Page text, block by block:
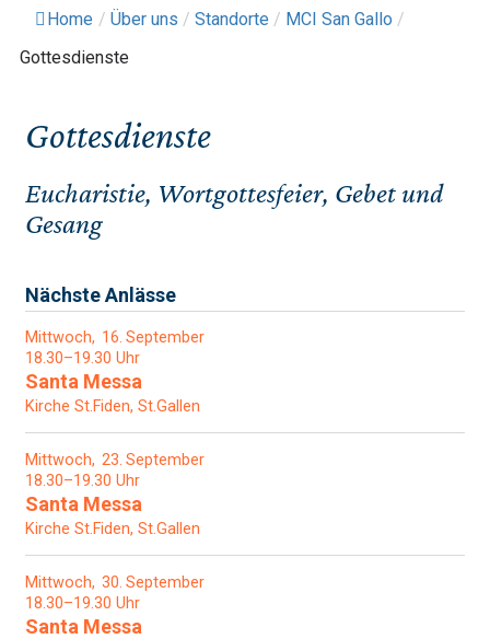
Home / Über uns / Standorte / MCI San Gallo /
Gottesdienste
Gottesdienste
Eucharistie, Wortgottesfeier, Gebet und
Gesang
Nächste Anlässe
Mittwoch 16 September
18.30–19.30 Uhr
Santa Messa
Kirche St.Fiden, St.Gallen
Mittwoch 23 September
18.30–19.30 Uhr
Santa Messa
Kirche St.Fiden, St.Gallen
Mittwoch 30 September
18.30–19.30 Uhr
Santa Messa